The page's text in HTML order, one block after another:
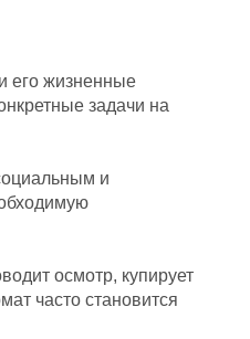
его жизненные
задачи на
и
осмотр, купирует
часто становится